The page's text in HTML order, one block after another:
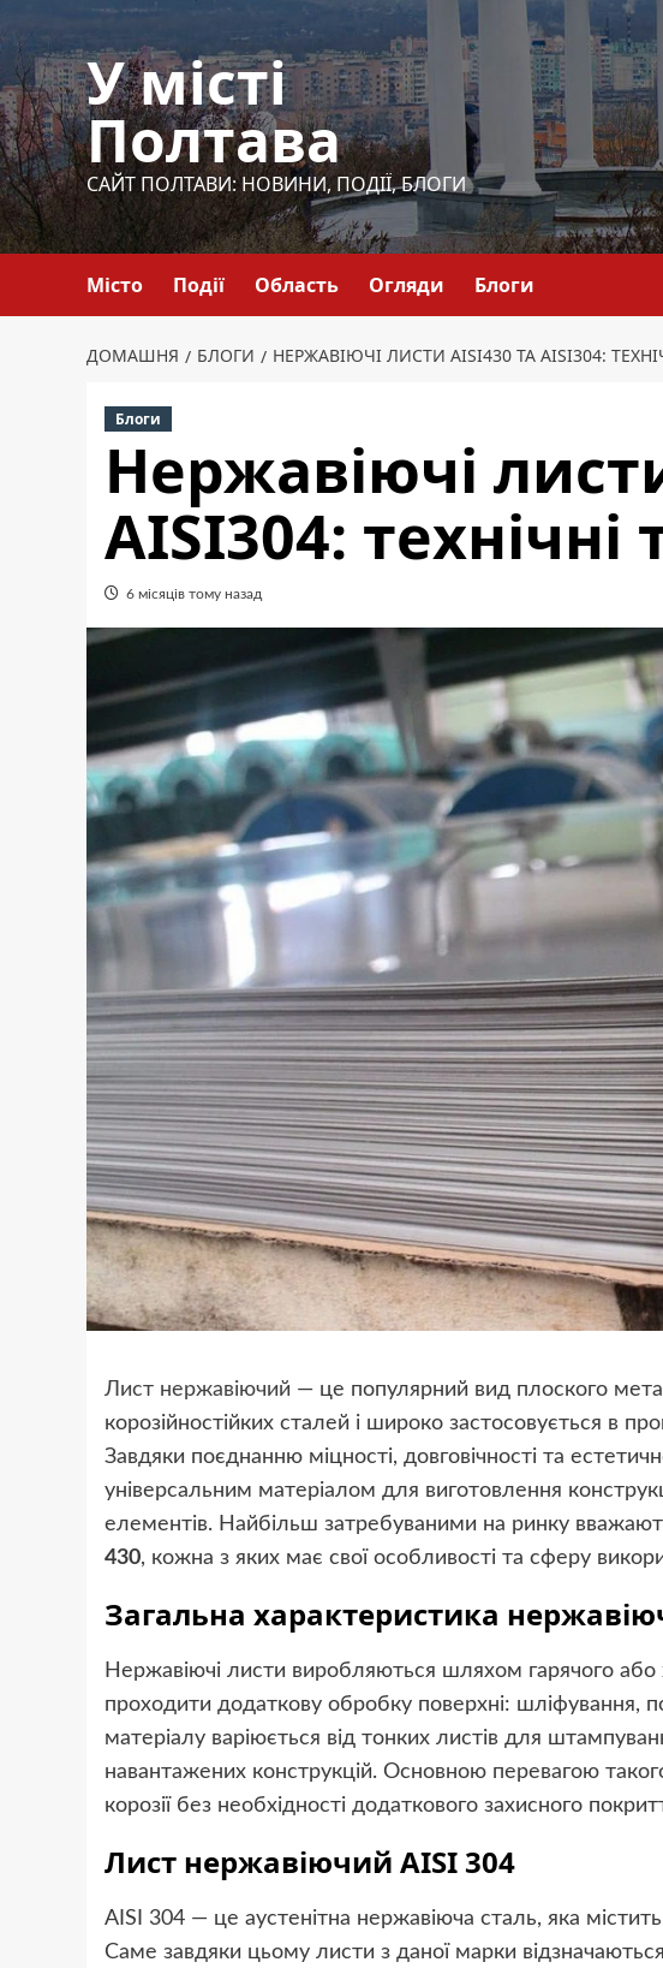
до
вмісту
У місті
Полтава
САЙТ ПОЛТАВИ: НОВИНИ, ПОДІЇ, БЛОГИ
Місто Події Область Огляди Блоги
ДОМАШНЯ БЛОГИ НЕРЖАВІЮЧІ ЛИСТИ AISI430 ТА AISI304:
Блоги
Нержавіючі
AISI304: технічні
6 місяців тому назад
Лист нержавіючий — це популярний вид плоского
корозійностійких сталей і широко застосовується в
Завдяки поєднанню міцності, довговічності та
універсальним матеріалом для виготовлення
елементів. Найбільш затребуваними на ринку
430, кожна з яких має свої особливості та сферу
Загальна характеристика
Нержавіючі листи виробляються шляхом гарячого або
проходити додаткову обробку поверхні: шліфування,
матеріалу варіюється від тонких листів для
навантажених конструкцій. Основною перевагою
корозії без необхідності додаткового захисного
Лист нержавіючий AISI 304
AISI 304 — це аустенітна нержавіюча сталь, яка
Саме завдяки цьому листи з даної марки